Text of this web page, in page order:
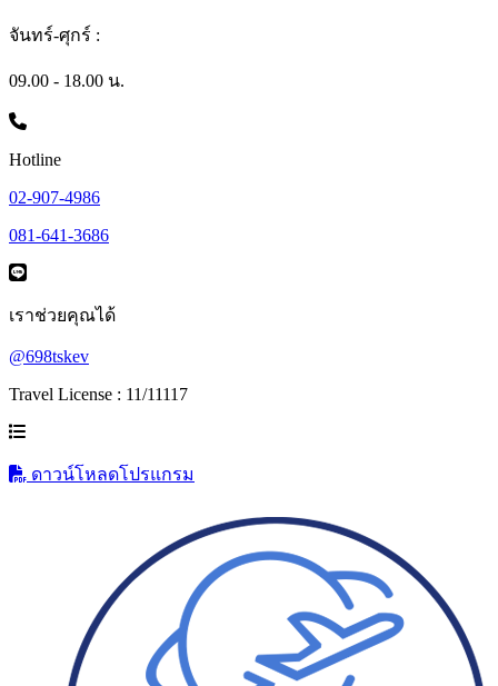
จันทร์-ศุกร์ :
09.00 - 18.00 น.
Hotline
02-907-4986
081-641-3686
เราช่วยคุณได้
@698tskev
Travel License : 11/11117
ดาวน์โหลดโปรแกรม